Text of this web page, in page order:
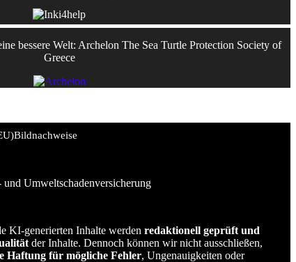
bessere Welt: Archelon The Sea Turtle Protection Society of
Greece
Bildnachweise
Umweltschadenversicherung
KI-generierten Inhalte werden redaktionell geprüft und
der Inhalte. Dennoch können wir nicht ausschließen,
Haftung für mögliche Fehler, Ungenauigkeiten oder